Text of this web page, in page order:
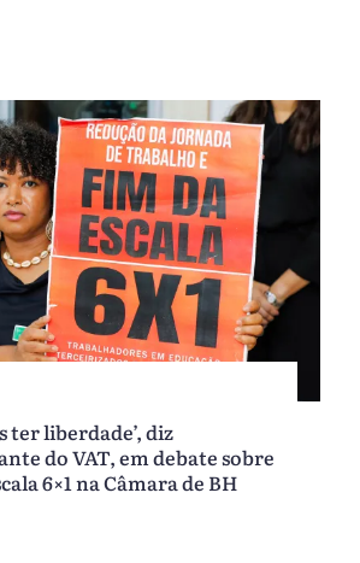
ter liberdade’, diz
do VAT, em debate sobre
6×1 na Câmara de BH